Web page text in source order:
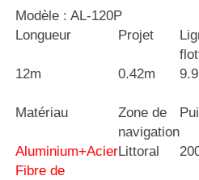
Modèle : AL-120P
Longueur
Projet
12m 0.42m
Matériau
Zone de
navigation
Aluminium+Acier
Fibre de
Littoral